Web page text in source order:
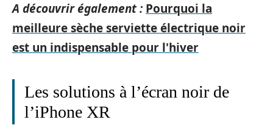
A découvrir également : Pourquoi la
meilleure sèche serviette électrique noir
est un indispensable pour l'hiver
Les solutions à l’écran noir de
l’iPhone XR